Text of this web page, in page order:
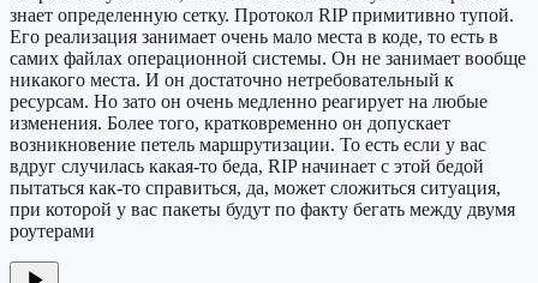
знает определенную сетку. Протокол RIP примитивно тупой.
Его реализация занимает очень мало места в коде, то есть в
самих файлах операционной системы. Он не занимает вообще
никакого места. И он достаточно нетребовательный к
ресурсам. Но зато он очень медленно реагирует на любые
изменения. Более того, кратковременно он допускает
возникновение петель маршрутизации. То есть если у вас
вдруг случилась какая-то беда, RIP начинает с этой бедой
пытаться как-то справиться, да, может сложиться ситуация,
при которой у вас пакеты будут по факту бегать между двумя
роутерами